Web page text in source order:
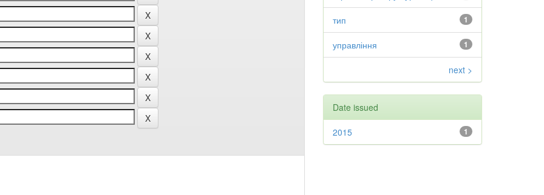
1
тип
1
управління
next >
Date issued
1
2015